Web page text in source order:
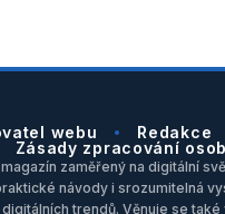
webu Redakce
Zásady zpracování
zaměřený na digitální
návody i srozumitelná
trendů. Věnuje se